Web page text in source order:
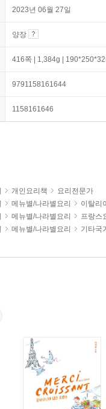
2023년 06월 27일
양장
416쪽 | 1,384g |
9791158161644
1158161646
개인요리책
요리전문가
메뉴별/나라별요리
이탈리
메뉴별/나라별요리
프랑스
메뉴별/나라별요리 기타국